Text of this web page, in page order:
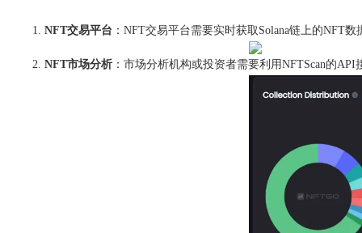
NFT交易平台 ：NFT交易平台需要实时获取Solana链上的NFT
NFT市场分析 ：市场分析机构或投资者需要利用NFTScan的